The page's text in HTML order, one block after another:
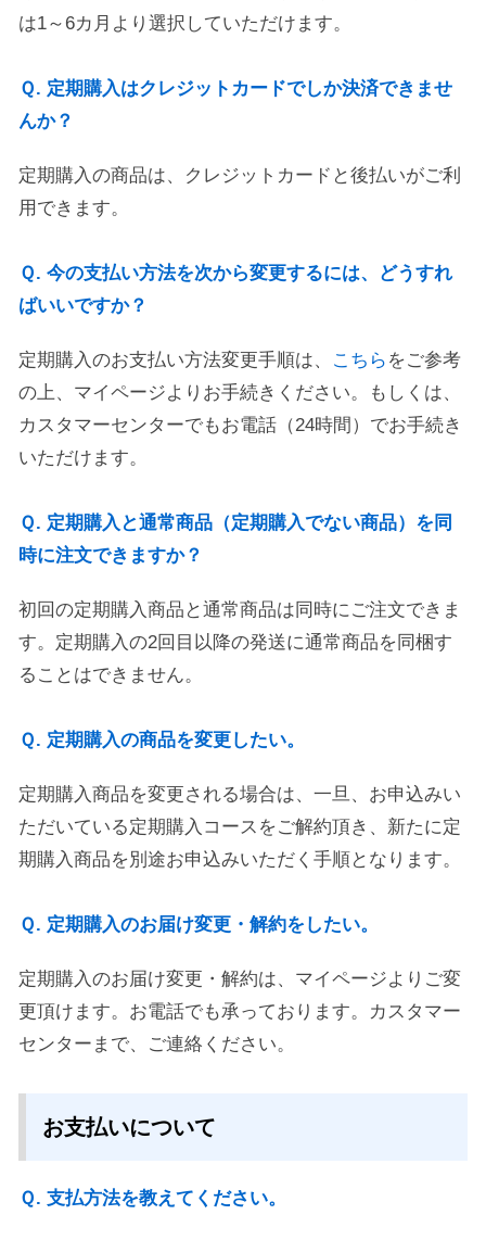
は1～6カ月より選択していただけます。
Ｑ. 定期購入はクレジットカードでしか決済できませ
んか？
定期購入の商品は、クレジットカードと後払いがご利
用できます。
Ｑ. 今の支払い方法を次から変更するには、どうすれ
ばいいですか？
定期購入のお支払い方法変更手順は、 こちら をご参考
の上、マイページよりお手続きください。もしくは、
カスタマーセンターでもお電話（24時間）でお手続き
いただけます。
Ｑ. 定期購入と通常商品（定期購入でない商品）を同
時に注文できますか？
初回の定期購入商品と通常商品は同時にご注文できま
す。定期購入の2回目以降の発送に通常商品を同梱す
ることはできません。
Ｑ. 定期購入の商品を変更したい。
定期購入商品を変更される場合は、一旦、お申込みい
ただいている定期購入コースをご解約頂き、新たに定
期購入商品を別途お申込みいただく手順となります。
Ｑ. 定期購入のお届け変更・解約をしたい。
定期購入のお届け変更・解約は、マイページよりご変
更頂けます。お電話でも承っております。カスタマー
センターまで、ご連絡ください。
お支払いについて
Ｑ. 支払方法を教えてください。